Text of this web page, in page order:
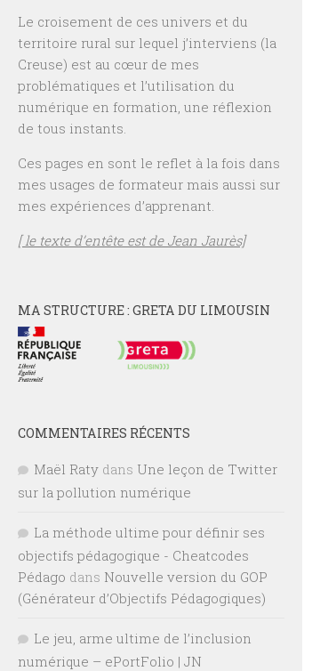
Le croisement de ces univers et du
territoire rural sur lequel j’interviens (la
Creuse) est au cœur de mes
problématiques et l’utilisation du
numérique en formation, une réflexion
de tous instants.
Ces pages en sont le reflet à la fois dans
mes usages de formateur mais aussi sur
mes expériences d’apprenant.
[ le texte d’entête est de Jean Jaurès]
MA STRUCTURE : GRETA DU LIMOUSIN
COMMENTAIRES RÉCENTS
Maël Raty dans Une leçon de Twitter
sur la pollution numérique
La méthode ultime pour définir ses
objectifs pédagogique - Cheatcodes
Pédago dans Nouvelle version du GOP
(Générateur d’Objectifs Pédagogiques)
Le jeu, arme ultime de l’inclusion
numérique – ePortFolio | JN